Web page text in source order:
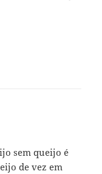
sem queijo é
de vez em